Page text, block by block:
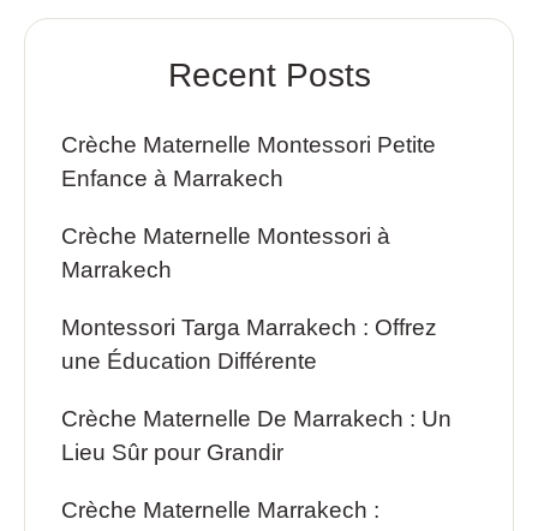
Recent Posts
Crèche Maternelle Montessori Petite
Enfance à Marrakech
Crèche Maternelle Montessori à
Marrakech
Montessori Targa Marrakech : Offrez
une Éducation Différente
Crèche Maternelle De Marrakech : Un
Lieu Sûr pour Grandir
Crèche Maternelle Marrakech :